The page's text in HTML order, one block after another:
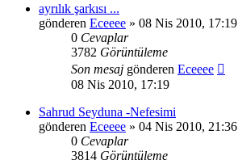
ayrılık şarkısı ...
gönderen Eceeee » 08 Nis 2010, 17:19
0 Cevaplar
3782 Görüntüleme
Son mesaj gönderen Eceeee
08 Nis 2010, 17:19
Sahrud Seyduna -Nefesimi
gönderen Eceeee » 04 Nis 2010, 21:36
0 Cevaplar
3814 Görüntüleme